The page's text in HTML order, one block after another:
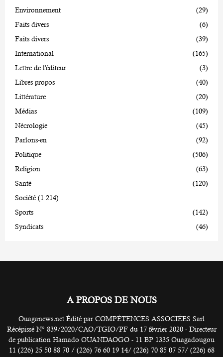
Environnement
(29)
Faits divers
(6)
Faits divers
(39)
International
(165)
Lettre de l'éditeur
(3)
Libres propos
(40)
Littérature
(20)
Médias
(109)
Nécrologie
(45)
Parlons-en
(92)
Politique
(506)
Religion
(63)
Santé
(120)
Société (1 214)
Sports
(142)
Syndicats
(46)
A PROPOS DE NOUS
Ouaganews.net Édité par COMPÉTENCES ASSOCIÉES Sarl
Récépissé N° 839/2020/CAO/TGIO/PF du 17 février 2020 - Directeur
de publication Hamado OUANDAOGO - 11 BP 1335 Ouagadougou
11 (226) 25 50 88 70 / (226) 76 60 19 14/ (226) 70 85 07 57/ (226) 68